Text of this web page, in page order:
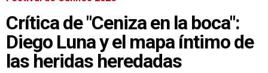
Crítica de "Ceniza en la boca":
Diego Luna y el mapa íntimo de
las heridas heredadas